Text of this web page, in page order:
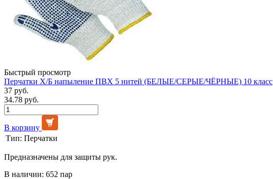
Быстрый просмотр
Перчатки Х/Б напыление ПВХ 5 нитей (БЕЛЫЕ/СЕРЫЕ/ЧЁРНЫЕ) 10 класс
37 руб.
34.78 руб.
В корзину
Тип: Перчатки
Предназначены для защиты рук.
В наличии: 652 пар